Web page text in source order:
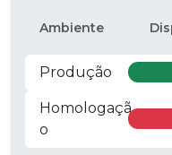
Ambiente
Produção
Homologaçã
o